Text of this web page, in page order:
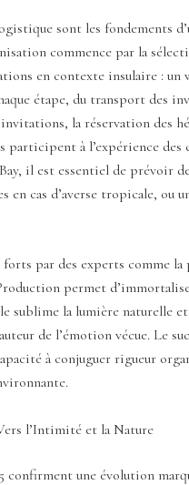
sont les fondements
commence par la
en contexte insulaire : un
étape, du transport des
la réservation des
participent à l’expérience des
il est essentiel de prévoir
en cas d’averse tropicale, ou
par des experts comme
permet
sublime la lumière naturelle
de l’émotion vécue. Le
à conjuguer rigueur
l’Intimité et la Nature
confirment une évolution